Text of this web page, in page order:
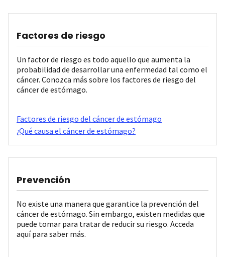
Factores de riesgo
Un factor de riesgo es todo aquello que aumenta la
probabilidad de desarrollar una enfermedad tal como el
cáncer. Conozca más sobre los factores de riesgo del
cáncer de estómago.
Factores de riesgo del cáncer de estómago
¿Qué causa el cáncer de estómago?
Prevención
No existe una manera que garantice la prevención del
cáncer de estómago. Sin embargo, existen medidas que
puede tomar para tratar de reducir su riesgo. Acceda
aquí para saber más.